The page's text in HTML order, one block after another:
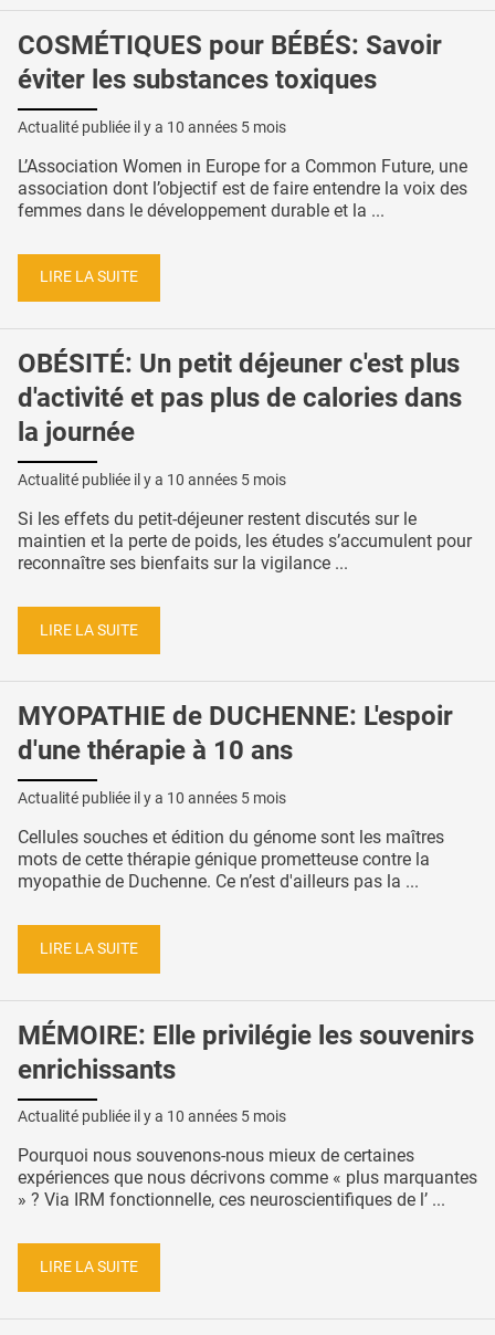
COSMÉTIQUES pour BÉBÉS: Savoir
éviter les substances toxiques
Actualité publiée il y a 10 années 5 mois
L’Association Women in Europe for a Common Future, une
association dont l’objectif est de faire entendre la voix des
femmes dans le développement durable et la ...
LIRE LA SUITE
OBÉSITÉ: Un petit déjeuner c'est plus
d'activité et pas plus de calories dans
la journée
Actualité publiée il y a 10 années 5 mois
Si les effets du petit-déjeuner restent discutés sur le
maintien et la perte de poids, les études s’accumulent pour
reconnaître ses bienfaits sur la vigilance ...
LIRE LA SUITE
MYOPATHIE de DUCHENNE: L'espoir
d'une thérapie à 10 ans
Actualité publiée il y a 10 années 5 mois
Cellules souches et édition du génome sont les maîtres
mots de cette thérapie génique prometteuse contre la
myopathie de Duchenne. Ce n’est d'ailleurs pas la ...
LIRE LA SUITE
MÉMOIRE: Elle privilégie les souvenirs
enrichissants
Actualité publiée il y a 10 années 5 mois
Pourquoi nous souvenons-nous mieux de certaines
expériences que nous décrivons comme « plus marquantes
» ? Via IRM fonctionnelle, ces neuroscientifiques de l’ ...
LIRE LA SUITE